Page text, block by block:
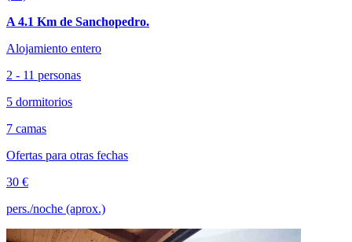
A 4.1 Km de Sanchopedro.
Alojamiento entero
2 - 11 personas
5 dormitorios
7 camas
Ofertas para otras fechas
30 €
pers./noche (aprox.)